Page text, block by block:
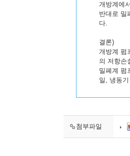
개방계에
반대로 밀
다.
결론)
개방계 펌
의 저항손
밀폐계 펌
일, 냉동
첨부파일